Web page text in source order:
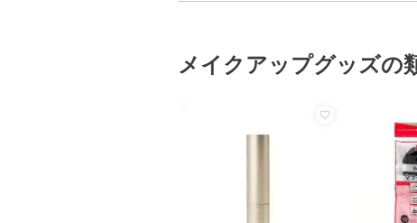
メイクアップグッズの